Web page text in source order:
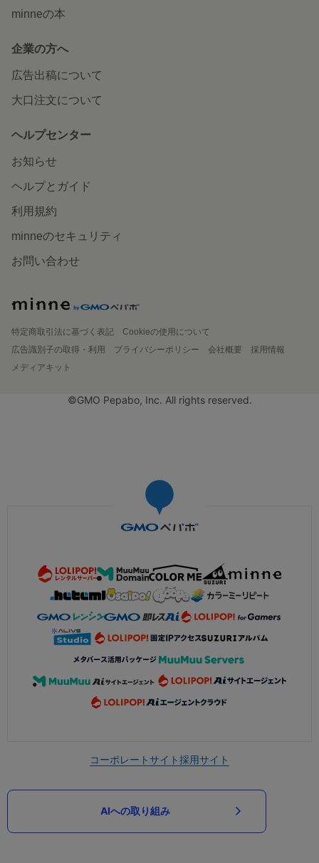
minneの本
企業の方へ
広告出稿について
大口注文について
ヘルプセンター
お知らせ
ヘルプとガイド
利用規約
minneのセキュリティ
お問い合わせ
特定商取引法に基づく表記
Cookieの使用について
広告識別子の取得・利用
プライバシーポリシー 会社概要
採用情報
メディアキット
©GMO Pepabo, Inc. All rights reserved.
コーポレートサイト採用サイト
AIへの取り組み